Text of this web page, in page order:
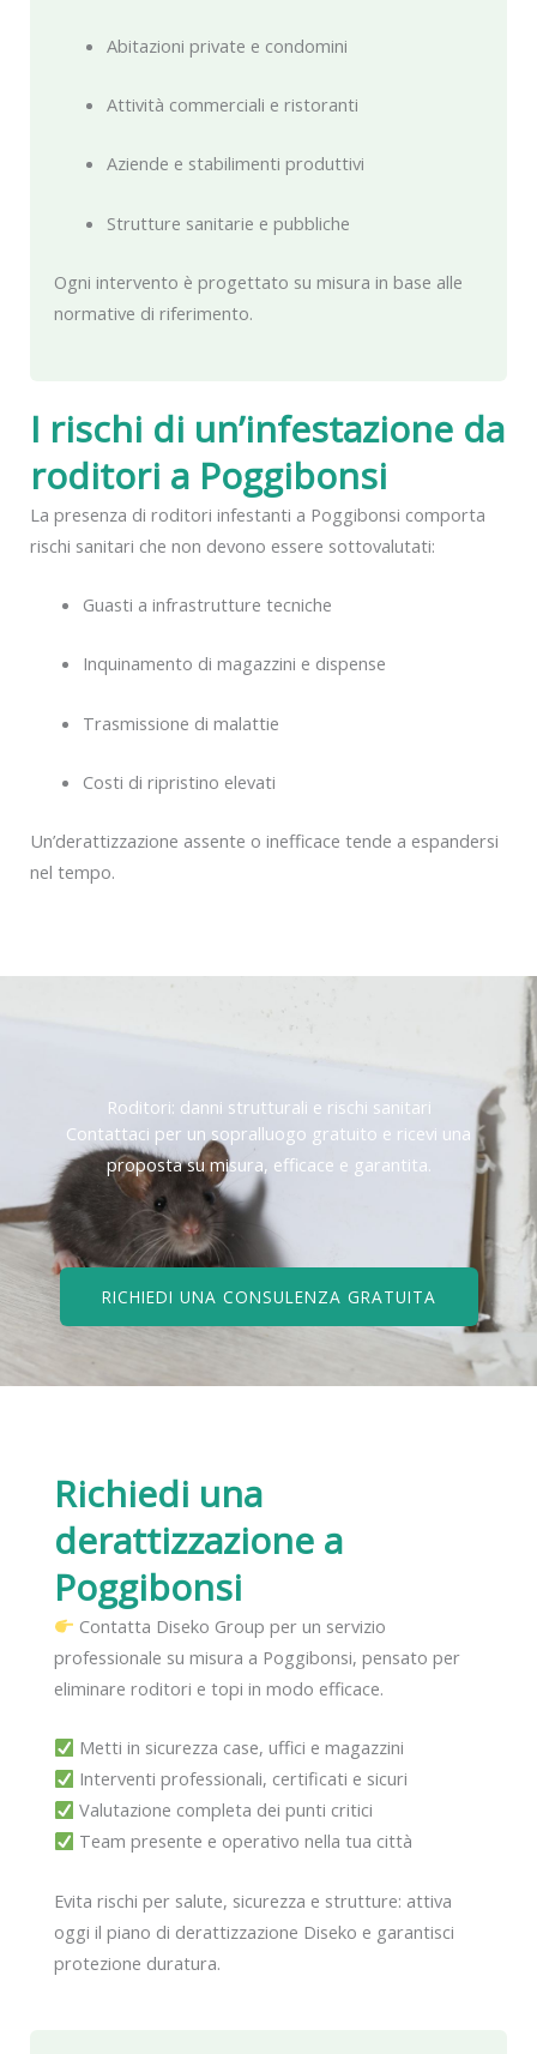
I rischi di un’infestazione da
roditori a Poggibonsi
La presenza di roditori infestanti a Poggibonsi comporta
rischi sanitari che non devono essere sottovalutati:
Guasti a infrastrutture tecniche
Inquinamento di magazzini e dispense
Trasmissione di malattie
Costi di ripristino elevati
Un’derattizzazione assente o inefficace tende a espandersi
nel tempo.
Abitazioni private e condomini
Attività commerciali e ristoranti
Aziende e stabilimenti produttivi
Strutture sanitarie e pubbliche
Ogni intervento è progettato su misura in base alle
normative di riferimento.
Roditori: danni strutturali e rischi sanitari
Contattaci per un sopralluogo gratuito e ricevi una
proposta su misura, efficace e garantita.
RICHIEDI UNA CONSULENZA GRATUITA
Richiedi una
derattizzazione a
Poggibonsi
Contatta Diseko Group per un servizio
professionale su misura a Poggibonsi, pensato per
eliminare roditori e topi in modo efficace.
Metti in sicurezza case, uffici e magazzini
Interventi professionali, certificati e sicuri
Valutazione completa dei punti critici
Team presente e operativo nella tua città
Evita rischi per salute, sicurezza e strutture: attiva
oggi il piano di derattizzazione Diseko e garantisci
protezione duratura.